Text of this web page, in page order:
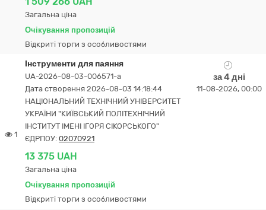
Загальна ціна
Очікування пропозицій
Відкриті торги з особливостями
1
Інструменти для паяння
UA-2026-08-03-006571-a
Дата створення 2026-08-03 14:18:44
НАЦІОНАЛЬНИЙ ТЕХНІЧНИЙ УНІВЕРСИТЕТ
УКРАЇНИ "КИЇВСЬКИЙ ПОЛІТЕХНІЧНИЙ
ІНСТИТУТ ІМЕНІ ІГОРЯ СІКОРСЬКОГО"
ЄДРПОУ: 02070921
13 375 UAH
Загальна ціна
Очікування пропозицій
Відкриті торги з особливостями
за 4 дні
11-08-2026, 00:00